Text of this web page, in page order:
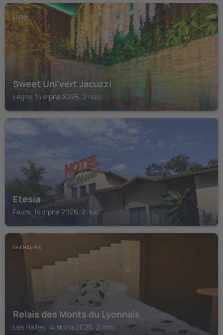
LÉGNY
Sweet Uni'vert Jacuzzi
Légny, 14 srpna 2026, 2 noci
FEURS
Etesia
Feurs, 14 srpna 2026, 2 noci
LES HALLES
Relais des Monts du Lyonnais
Les Halles, 14 srpna 2026, 2 noci